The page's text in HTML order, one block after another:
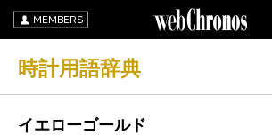
MEMBERS
時計用語辞典
イエローゴールド